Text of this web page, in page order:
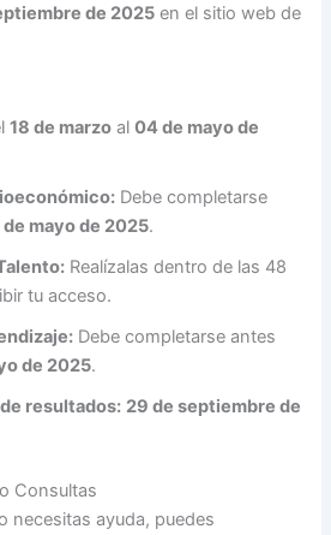
de 2025 en el sitio web de
18 de marzo al04 de mayo de
Debe completarse
mayo de 2025.
Realízalas dentro de las 48
tu acceso.
Debe completarse antes
de 2025.
resultados: 29 de septiembre de
Consultas
necesitas ayuda, puedes